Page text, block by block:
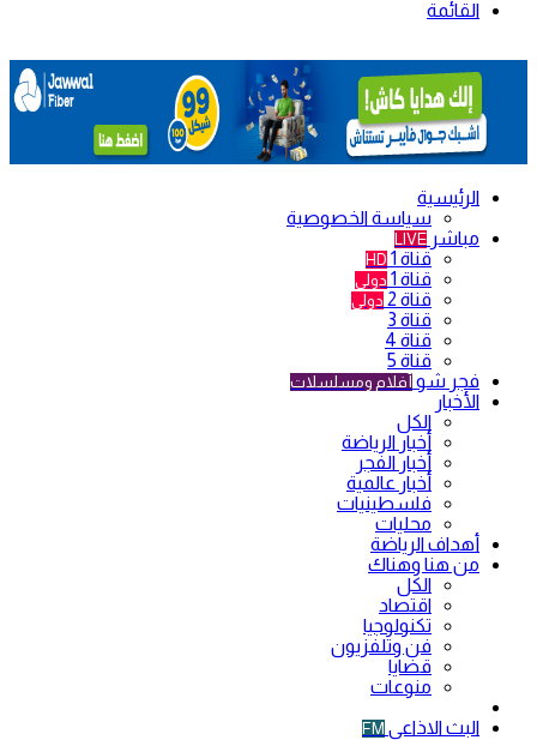
القائمة
الرئيسية
سياسة الخصوصية
مباشر LIVE
قناة 1 HD
قناة 1 دولي
قناة 2 دولي
قناة 3
قناة 4
قناة 5
فجر شو أفلام ومسلسلات
الأخبار
الكل
أخبار الرياضة
أخبار الفجر
أخبار عالمية
فلسطينيات
محليات
أهداف الرياضة
من هنا وهناك
الكل
اقتصاد
تكنولوجيا
فن وتلفزيون
قضايا
منوعات
البث الاذاعي FM